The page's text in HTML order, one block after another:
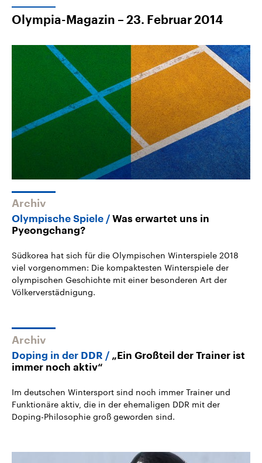
Olympia-Magazin – 23. Februar 2014
Archiv
Olympische Spiele
Was erwartet uns in
Pyeongchang?
Südkorea hat sich für die Olympischen Winterspiele 2018
viel vorgenommen: Die kompaktesten Winterspiele der
olympischen Geschichte mit einer besonderen Art der
Völkerverstädnigung.
Archiv
Doping in der DDR
„Ein Großteil der Trainer ist
immer noch aktiv“
Im deutschen Wintersport sind noch immer Trainer und
Funktionäre aktiv, die in der ehemaligen DDR mit der
Doping-Philosophie groß geworden sind.